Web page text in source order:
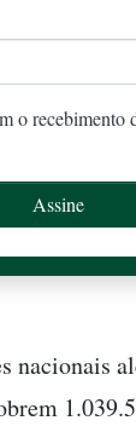
o recebimento
nacionais